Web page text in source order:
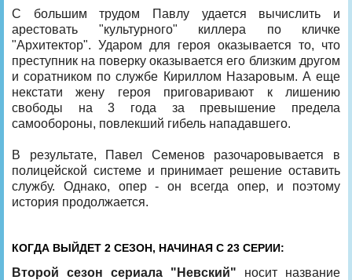
С большим трудом Павлу удается вычислить и
арестовать "культурного" киллера по кличке
"Архитектор". Ударом для героя оказывается то, что
преступник на поверку оказывается его близким другом
и соратником по службе Кириллом Назаровым. А еще
некстати жену героя приговаривают к лишению
свободы на 3 года за превышение предела
самообороны, повлекший гибель нападавшего.
В результате, Павел Семенов разочаровывается в
полицейской системе и принимает решение оставить
службу. Однако, опер - он всегда опер, и поэтому
история продолжается.
КОГДА ВЫЙДЕТ 2 СЕЗОН, НАЧИНАЯ С 23 СЕРИИ:
Второй сезон сериала "Невский" носит название